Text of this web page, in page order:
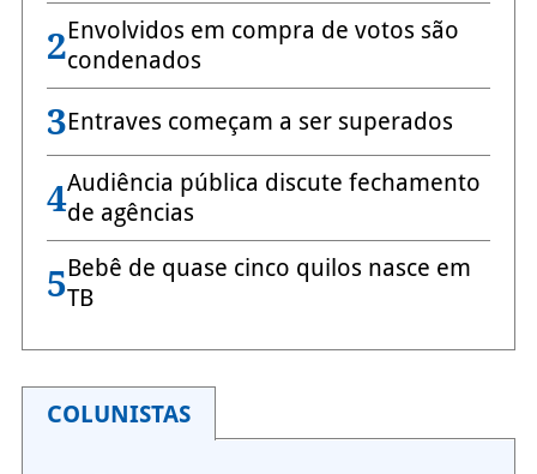
2Envolvidos em compra de votos são
condenados
3Entraves começam a ser superados
4Audiência pública discute fechamento
de agências
5Bebê de quase cinco quilos nasce em
TB
COLUNISTAS